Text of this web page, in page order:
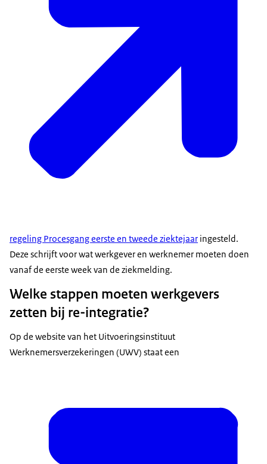
regeling Procesgang eerste en tweede ziektejaar ingesteld.
Deze schrijft voor wat werkgever en werknemer moeten doen
vanaf de eerste week van de ziekmelding.
Welke stappen moeten werkgevers
zetten bij re-integratie?
Op de website van het Uitvoeringsinstituut
Werknemersverzekeringen (UWV) staat een